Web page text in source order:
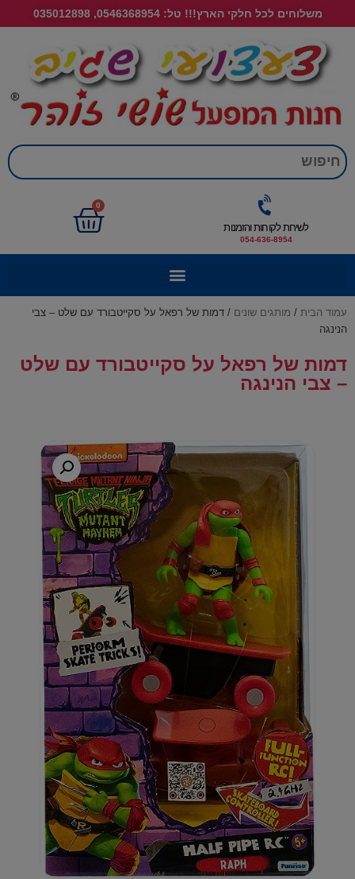
משלוחים לכל חלקי הארץ!!! טל: 0546368954, 035012898
לשירות לקוחות והזמנות
054-636-8954
0
עמוד הבית / מותגים שונים / דמות של רפאל על סקייטבורד עם שלט – צבי
הנינגה
דמות של רפאל על סקייטבורד עם שלט
– צבי הנינגה